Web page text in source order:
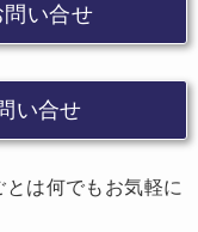
い合せ
い合せ
とは何でもお気軽に